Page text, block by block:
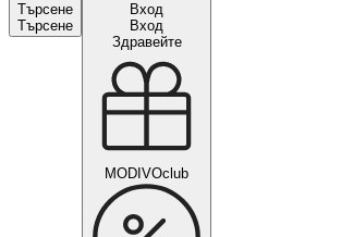
Търсене
Търсене
Вход
Вход
Здравейте
MODIVOclub